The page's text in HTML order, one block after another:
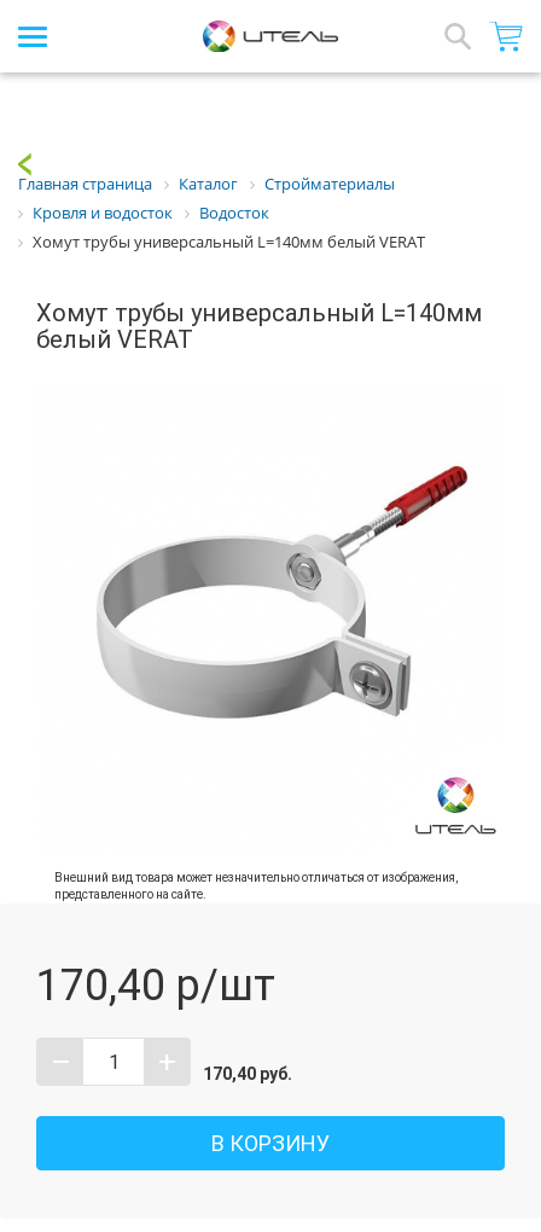
Array
Главная страница Каталог
Стройматериалы
Кровля и водосток
Водосток
Хомут трубы универсальный L=140мм белый VERAT
Хомут трубы универсальный L=140мм
белый VERAT
Внешний вид товара может незначительно отличаться от изображения,
представленного на сайте.
170,40 р/шт
– + 170,40 руб.
В КОРЗИНУ